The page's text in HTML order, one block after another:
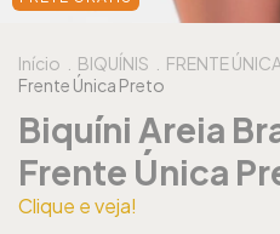
Início BIQUÍNIS FRENTE
Frente Única Preto
Biquíni Areia
Frente Única
Clique e veja!